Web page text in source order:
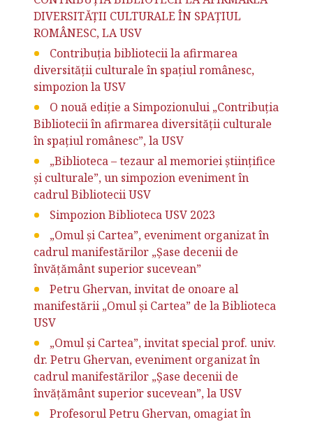
DIVERSITĂŢII CULTURALE ÎN SPAŢIUL
ROMÂNESC, LA USV
Contribuția bibliotecii la afirmarea
diversității culturale în spațiul românesc,
simpozion la USV
O nouă ediție a Simpozionului „Contribuția
Bibliotecii în afirmarea diversității culturale
în spațiul românesc”, la USV
„Biblioteca – tezaur al memoriei științifice
și culturale”, un simpozion eveniment în
cadrul Bibliotecii USV
Simpozion Biblioteca USV 2023
„Omul și Cartea”, eveniment organizat în
cadrul manifestărilor „Şase decenii de
învățământ superior sucevean”
Petru Ghervan, invitat de onoare al
manifestării „Omul și Cartea” de la Biblioteca
USV
„Omul și Cartea”, invitat special prof. univ.
dr. Petru Ghervan, eveniment organizat în
cadrul manifestărilor „Șase decenii de
învățământ superior sucevean”, la USV
Profesorul Petru Ghervan, omagiat în